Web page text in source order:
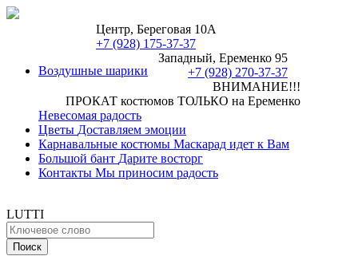
Центр, Береговая 10А
+7 (928) 175-37-37
Западный, Еременко 95
+7 (928) 270-37-37
ВНИМАНИЕ!!!
ПРОКАТ костюмов ТОЛЬКО на Еременко
Воздушные шарики
Невесомая радость
Цветы Доставляем эмоции
Карнавальные костюмы Маскарад идет к Вам
Большой бант Дарите восторг
Контакты Мы приносим радость
LUTTI